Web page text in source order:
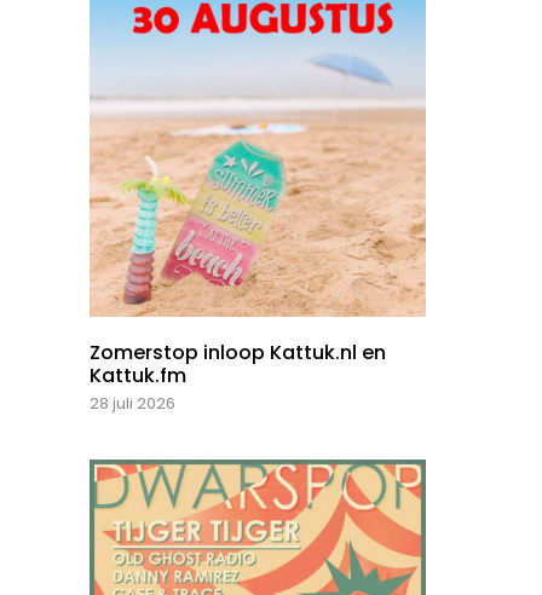
Zomerstop inloop Kattuk.nl en
Kattuk.fm
28 juli 2026